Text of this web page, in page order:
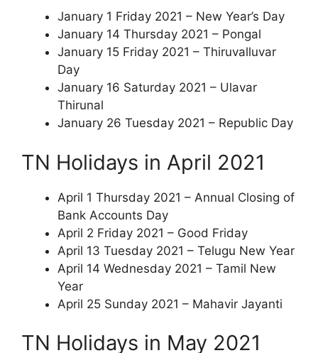
January 1 Friday 2021 – New Year’s Day
January 14 Thursday 2021 – Pongal
January 15 Friday 2021 – Thiruvalluvar
Day
January 16 Saturday 2021 – Ulavar
Thirunal
January 26 Tuesday 2021 – Republic Day
TN Holidays in April 2021
April 1 Thursday 2021 – Annual Closing of
Bank Accounts Day
April 2 Friday 2021 – Good Friday
April 13 Tuesday 2021 – Telugu New Year
April 14 Wednesday 2021 – Tamil New
Year
April 25 Sunday 2021 – Mahavir Jayanti
TN Holidays in May 2021